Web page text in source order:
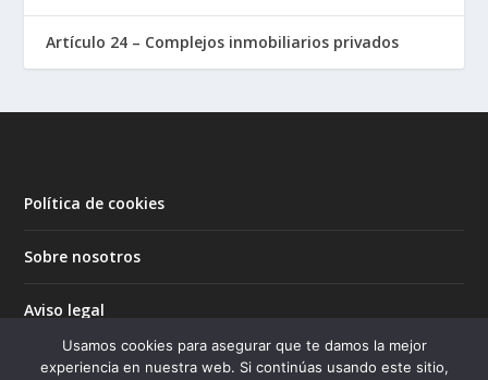
Artículo 24 – Complejos inmobiliarios privados
Política de cookies
Sobre nosotros
Aviso legal
Privacidad
Usamos cookies para asegurar que te damos la mejor
experiencia en nuestra web. Si continúas usando este sitio,